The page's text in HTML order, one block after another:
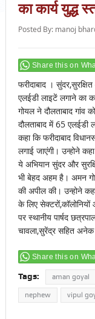
का कार्य युद्ध
Posted By: manoj
Share this on
फरीदाबाद ।
एलईडी लाइटें लगाने का
गोयल ने दौलताबाद गांव
दौलताबाद में 65
कहा कि फरीदाबाद
लगाई जाएंगी। उन्होने
ये अभियान सुंदर और
भी बेहद अहम है। अमन
की अपील की। उन्होने
के लिए
पर स्थानीय पार्षद
चावला,सुरेंद्र सहित
Share this on
Tags: aman goyal
nephew vipul